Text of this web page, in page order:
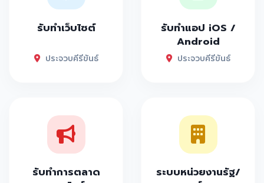
รับทำเว็บไซต์
ประจวบคีรีขันธ์
รับทำแอป iOS /
Android
ประจวบคีรีขันธ์
รับทำการตลาด
ระบบหน่วยงานรัฐ/